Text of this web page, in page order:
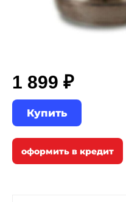
1 899 ₽
Купить